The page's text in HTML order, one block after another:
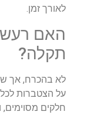
לאורך זמן.
האם רעש
תקלה?
לא בהכרח, אך
על הצטברות
חלקים